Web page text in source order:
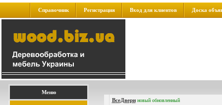
Справочник Регистрация Вход для клиентов Доска
Меню
ВсеДвери новый обновленный